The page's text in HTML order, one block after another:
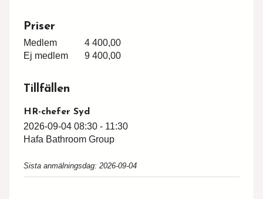
Priser
Medlem
4 400,00
Ej medlem
9 400,00
Tillfällen
HR-chefer Syd
2026-09-04 08:30 - 11:30
Hafa Bathroom Group
Sista anmälningsdag: 2026-09-04
Hittar du inte utbildningen du söker?
önskemål, så återkommer vi med svar.
Förnamn*